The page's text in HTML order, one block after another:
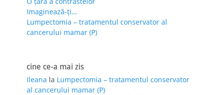
Imaginează-ți…
Lumpectomia – tratamentul conservator al
cancerului mamar (P)
cine ce-a mai zis
Ileana la Lumpectomia – tratamentul conservator
al cancerului mamar (P)